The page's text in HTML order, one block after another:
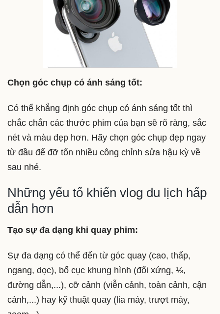
Chọn góc chụp có ánh sáng tốt:
Có thể khẳng định góc chụp có ánh sáng tốt thì
chắc chắn các thước phim của bạn sẽ rõ ràng, sắc
nét và màu đẹp hơn. Hãy chọn góc chụp đẹp ngay
từ đầu để đỡ tốn nhiều công chỉnh sửa hậu kỳ về
sau nhé.
Những yếu tố khiến vlog du lịch hấp
dẫn hơn
Tạo sự đa dạng khi quay phim:
Sự đa dạng có thể đến từ góc quay (cao, thấp,
ngang, dọc), bố cục khung hình (đối xứng, ⅓,
đường dẫn,...), cỡ cảnh (viễn cảnh, toàn cảnh, cận
cảnh,...) hay kỹ thuật quay (lia máy, trượt máy,